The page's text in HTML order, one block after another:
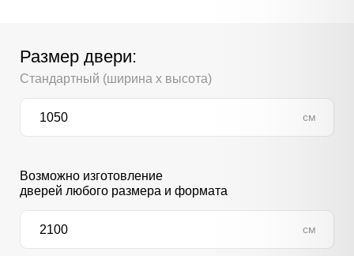
Размер двери:
Стандартный (ширина х высота)
см
Возможно изготовление
дверей любого размера и формата
см